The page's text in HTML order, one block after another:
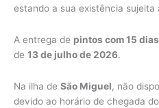
estando a sua existência sujeita
A entrega de pintos com 15
de 13 de julho de 2026.
Na ilha de São Miguel, não
devido ao horário de chegada